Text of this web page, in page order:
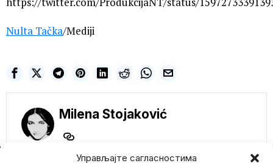
Управљајте сагласностима
Nulta Tačka/Mediji
Milena Stojaković